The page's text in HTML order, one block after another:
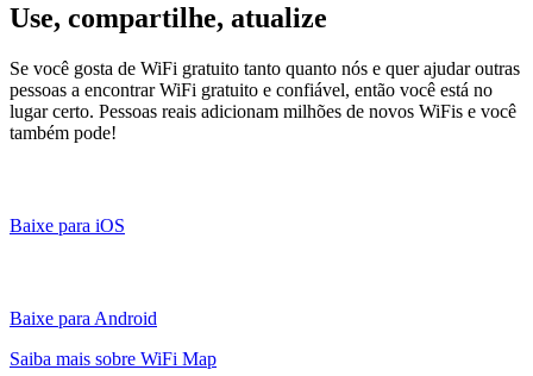
Use, compartilhe, atualize
Se você gosta de WiFi gratuito tanto quanto nós e quer ajudar outras
pessoas a encontrar WiFi gratuito e confiável, então você está no
lugar certo. Pessoas reais adicionam milhões de novos WiFis e você
também pode!
Baixe para iOS
Baixe para Android
Saiba mais sobre WiFi Map